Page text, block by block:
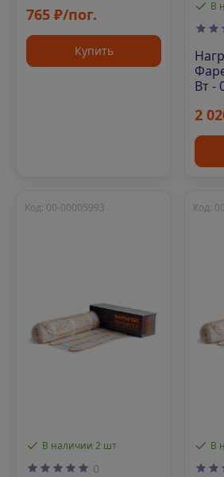
765 ₽/пог.
Купить
В
Вт -
2
В наличии 2 шт
Код: 00-00005993
0
В
Код: